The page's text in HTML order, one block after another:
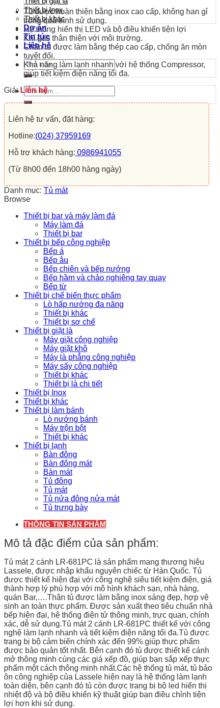
Thiết bị Inox
Thiết bị khác
Dự án
Tin tức
Liên hệ
Tìm
kiếm:
Tìm
kiếm:
Tủ được hoàn thiện bằng inox cao cấp, không han gỉ
trong quá trình sử dụng.
Hệ thống hiển thị LED và bộ điều khiển tiện lợi
Khí gas thân thiện với môi trường.
Chân tủ được làm bằng thép cao cấp, chống ăn mòn
tuyệt đối.
Khả năng làm lạnh nhanh với hệ thống Compressor,
giúp tiết kiệm điện năng tối đa.
Giá: Liên hệ
Liên hệ tư vấn, đặt hàng:
Hotline:(024) 37959169
Hỗ trợ khách hàng: 0986941055
(Từ 8h00 đến 18h00 hàng ngày)
Danh mục: Tủ mát
Browse
Thiết bị bar và máy làm đá
Máy làm đá
Thiết bị bar
Thiết bị bếp công nghiệp
Bếp á
Bếp âu
Bếp chiên và bếp nướng
Bếp hầm và chảo nghiêng tay quay
Bếp từ
Thiết bị chế biến thực phẩm
Lò hấp nướng đa năng
Thiết bị khác
Thiết bị sơ chế
Thiết bị giặt là
Máy giặt công nghiệp
Máy giặt khô
Máy là phẳng công nghiệp
Máy sấy công nghiệp
Thiết bị khác
Thiết bị là chi tiết
Thiết bị Inox
Thiết bị khác
Thiết bị làm bánh
Lò nướng bánh
Máy trộn bột
Thiết bị khác
Thiết bị lạnh
Bàn đông
Bàn đông mát
Bàn mát
Tủ đông
Tủ mát
Tủ nửa đông nửa mát
Tủ trưng bày
THÔNG TIN SẢN PHẨM
Mô tả đặc điểm của sản phẩm:
Tủ mát 2 cánh LR-681PC là sản phẩm mang thương hiệu
Lassele, được nhập khẩu nguyên chiếc từ Hàn Quốc. Tủ
được thiết kế hiện đại với công nghệ siêu tiết kiệm điện, giá
thành hợp lý phù hợp với mô hình khách sạn, nhà hàng,
quán Bar,….Thân tủ được làm bằng inox sáng đẹp, hợp vệ
sinh an toàn thực phẩm. Được sản xuất theo tiêu chuẩn nhà
bếp hiện đại, hệ thống điện tử thông minh, trực quan, chính
xác, dễ sử dụng.Tủ mát 2 cánh LR-681PC thiết kế với công
nghệ làm lạnh nhanh và tiết kiệm điện năng tối đa.Tủ được
trang bị bộ cảm biến chính xác đến 99% giúp thực phẩm
được bảo quản tốt nhất. Bên cạnh đó tủ được thiết kế cánh
mở thông minh cùng các giá xếp đồ, giúp bạn sắp xếp thực
phẩm một cách thông minh nhất.Các hệ thống tủ mát, tủ bảo
ôn công nghiệp của Lassele hiện nay là hệ thống làm lạnh
toàn diện, bên cạnh đó tủ còn được trang bị bộ led hiển thị
nhiệt độ và bộ điều khiển kỹ thuật giúp bạn điều chỉnh tiện
lợi hơn khi sử dụng.